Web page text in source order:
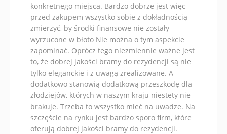
konkretnego miejsca. Bardzo dobrze jest więc
przed zakupem wszystko sobie z dokładnością
zmierzyć, by środki finansowe nie zostały
wyrzucone w błoto Nie można o tym aspekcie
zapominać. Oprócz tego niezmiennie ważne jest
to, że dobrej jakości bramy do rezydencji są nie
tylko eleganckie i z uwagą zrealizowane. A
dodatkowo stanowią dodatkową przeszkodę dla
złodziejów, których w naszym kraju niestety nie
brakuje. Trzeba to wszystko mieć na uwadze. Na
szczęście na rynku jest bardzo sporo firm, które
oferują dobrej jakości bramy do rezydencji.